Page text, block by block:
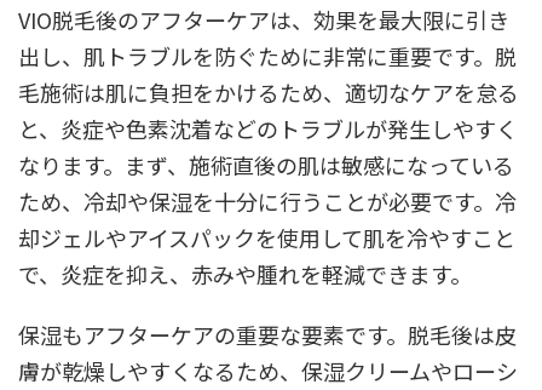
VIO脱毛後のアフターケアは、効果を最大限に引き
出し、肌トラブルを防ぐために非常に重要です。脱
毛施術は肌に負担をかけるため、適切なケアを怠る
と、炎症や色素沈着などのトラブルが発生しやすく
なります。まず、施術直後の肌は敏感になっている
ため、冷却や保湿を十分に行うことが必要です。冷
却ジェルやアイスパックを使用して肌を冷やすこと
で、炎症を抑え、赤みや腫れを軽減できます。
保湿もアフターケアの重要な要素です。脱毛後は皮
膚が乾燥しやすくなるため、保湿クリームやローシ